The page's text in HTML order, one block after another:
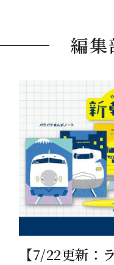
編集
【7/22更新：